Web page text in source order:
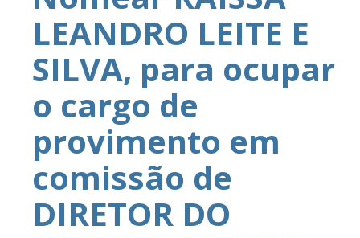
LEANDRO LEITE E
SILVA, para ocupar
o cargo de
provimento em
comissão de
DIRETOR DO